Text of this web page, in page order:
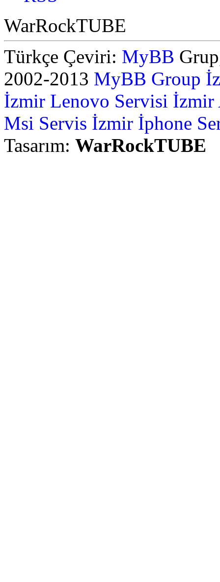
WarRockTUBE
Türkçe Çeviri: MyBB
2002-2013 MyBB Group
İzmir Lenovo Servisi İzmir
Msi Servis İzmir İphone
Tasarım: WarRockTUBE